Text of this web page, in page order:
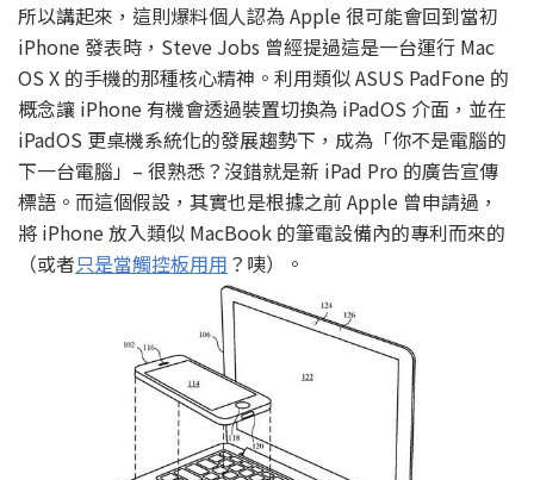
所以講起來，這則爆料個人認為 Apple 很可能會回到當初
iPhone 發表時，Steve Jobs 曾經提過這是一台運行 Mac
OS X 的手機的那種核心精神。利用類似 ASUS PadFone 的
概念讓 iPhone 有機會透過裝置切換為 iPadOS 介面，並在
iPadOS 更桌機系統化的發展趨勢下，成為「你不是電腦的
下一台電腦」– 很熟悉？沒錯就是新 iPad Pro 的廣告宣傳
標語。而這個假設，其實也是根據之前 Apple 曾申請過，
將 iPhone 放入類似 MacBook 的筆電設備內的專利而來的
（或者只是當觸控板用用 ？咦）。